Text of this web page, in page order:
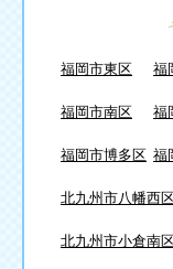
福岡市東区
福岡市南区
福岡市博多区
福
福
福
北九州市八幡西
北九州市小倉南